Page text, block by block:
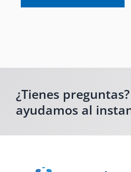
¿Tienes
ayudamos al